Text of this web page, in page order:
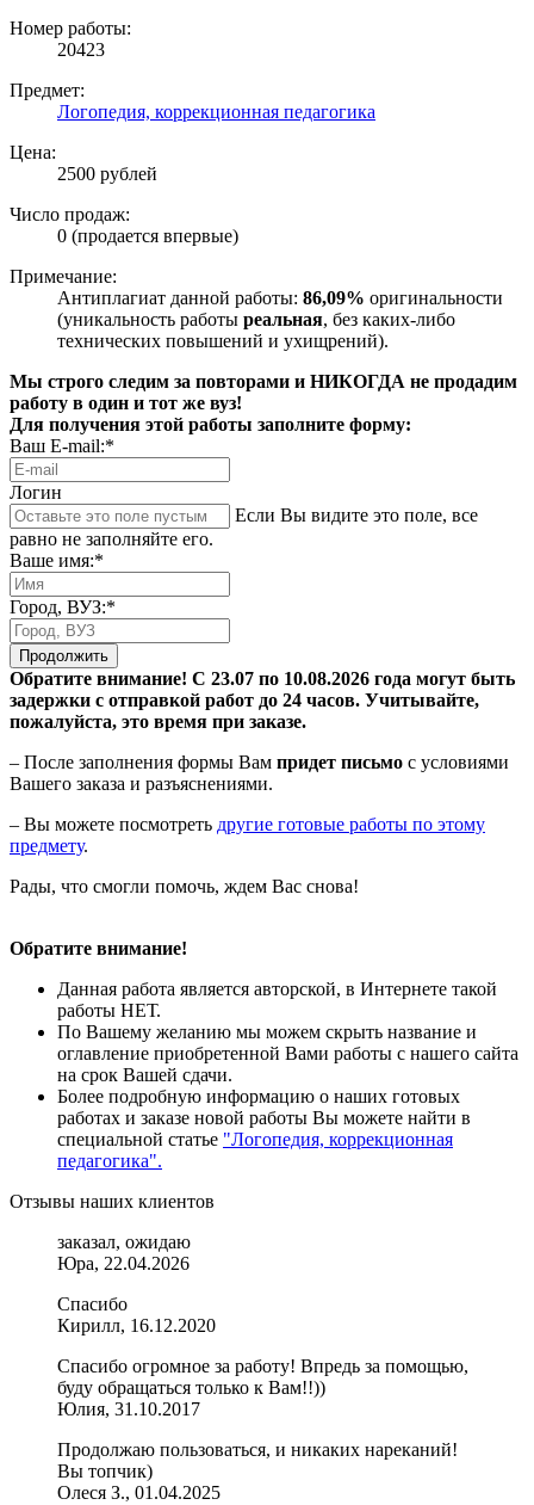
Номер работы:
20423
Предмет:
Логопедия, коррекционная педагогика
Цена:
2500 рублей
Число продаж:
0 (продается впервые)
Примечание:
Антиплагиат данной работы: 86,09% оригинальности
(уникальность работы реальная, без каких-либо
технических повышений и ухищрений).
Мы строго следим за повторами и НИКОГДА не продадим
работу в один и тот же вуз!
Для получения этой работы заполните форму:
Ваш E-mail:*
Логин
Если Вы видите это поле, все
равно не заполняйте его.
Ваше имя:*
Город, ВУЗ:*
Продолжить
Обратите внимание! С 23.07 по 10.08.2026 года могут быть
задержки с отправкой работ до 24 часов. Учитывайте,
пожалуйста, это время при заказе.
– После заполнения формы Вам придет письмо с условиями
Вашего заказа и разъяснениями.
– Вы можете посмотреть другие готовые работы по этому
предмету.
Рады, что смогли помочь, ждем Вас снова!
Обратите внимание!
Данная работа является авторской, в Интернете такой
работы НЕТ.
По Вашему желанию мы можем скрыть название и
оглавление приобретенной Вами работы с нашего сайта
на срок Вашей сдачи.
Более подробную информацию о наших готовых
работах и заказе новой работы Вы можете найти в
специальной статье "Логопедия, коррекционная
педагогика".
Отзывы наших клиентов
заказал, ожидаю
Юра, 22.04.2026
Спасибо
Кирилл, 16.12.2020
Спасибо огромное за работу! Впредь за помощью,
буду обращаться только к Вам!!))
Юлия, 31.10.2017
Продолжаю пользоваться, и никаких нареканий!
Вы топчик)
Олеся З., 01.04.2025